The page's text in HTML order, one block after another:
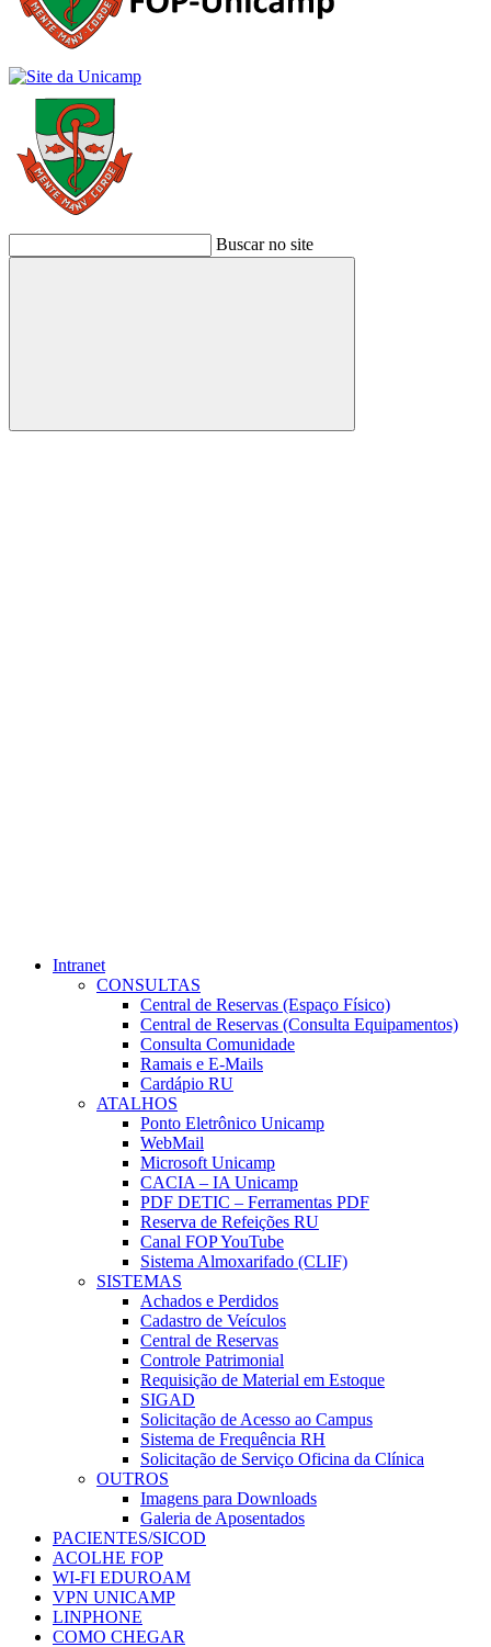
Buscar no site
Buscar
Intranet
CONSULTAS
Central de Reservas (Espaço Físico)
Central de Reservas (Consulta Equipamentos)
Consulta Comunidade
Ramais e E-Mails
Cardápio RU
ATALHOS
Ponto Eletrônico Unicamp
WebMail
Microsoft Unicamp
CACIA – IA Unicamp
PDF DETIC – Ferramentas PDF
Reserva de Refeições RU
Canal FOP YouTube
Sistema Almoxarifado (CLIF)
SISTEMAS
Achados e Perdidos
Cadastro de Veículos
Central de Reservas
Controle Patrimonial
Requisição de Material em Estoque
SIGAD
Solicitação de Acesso ao Campus
Sistema de Frequência RH
Solicitação de Serviço Oficina da Clínica
OUTROS
Imagens para Downloads
Galeria de Aposentados
PACIENTES/SICOD
ACOLHE FOP
WI-FI EDUROAM
VPN UNICAMP
LINPHONE
COMO CHEGAR